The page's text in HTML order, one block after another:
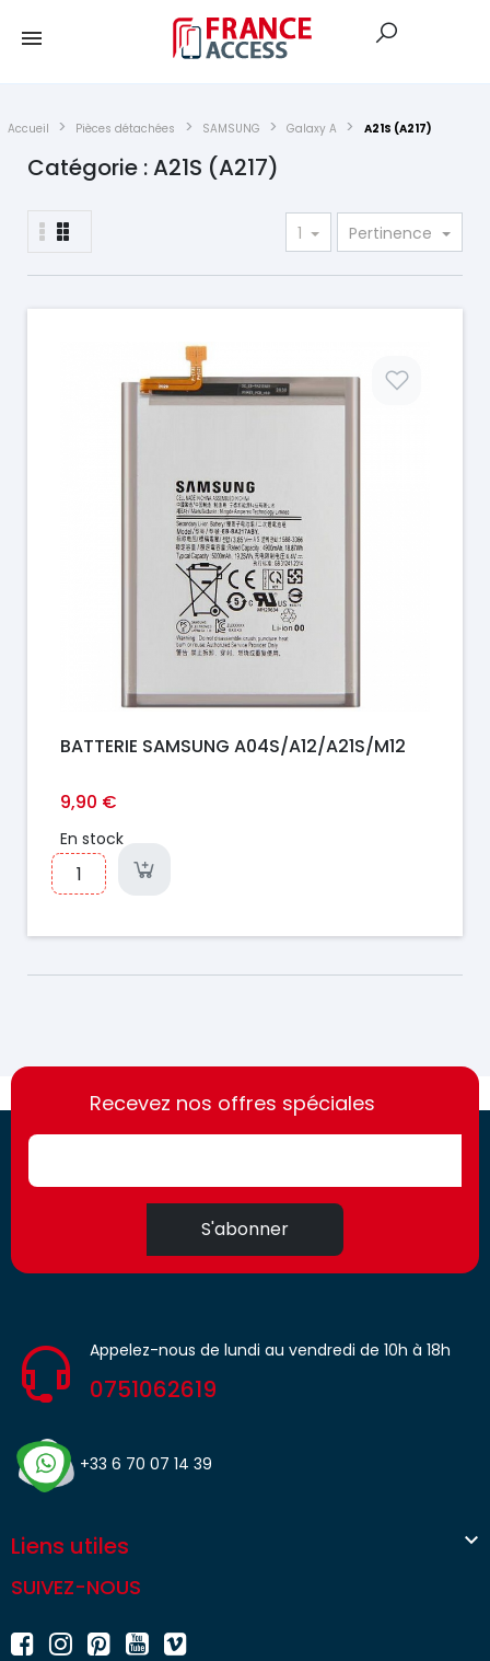
Accueil Pièces détachées SAMSUNG Galaxy A A21S (A217)
Catégorie : A21S (A217)
1 Pertinence
BATTERIE SAMSUNG A04S/A12/A21S/M12
9,90 €
En stock
https://france-
access.fr
https://france-
access.fr
Recevez nos offres spéciales
S'abonner
Appelez-nous de lundi au vendredi de 10h à 18h
0751062619
+33 6 70 07 14 39
Liens utiles 
SUIVEZ-NOUS